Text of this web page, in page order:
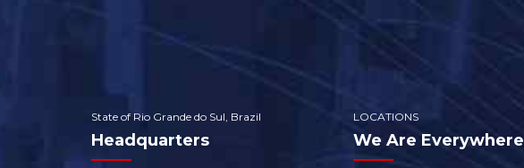
State of Rio Grande do Sul, Brazil
Headquarters
LOCATIONS
We Are Everywhere